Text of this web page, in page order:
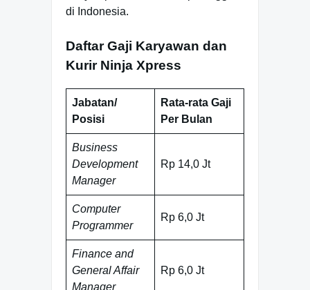
di Indonesia.
Daftar Gaji Karyawan dan
Kurir Ninja Xpress
Jabatan/
Posisi
Rata-rata Gaji
Per Bulan
Business
Development
Manager
Rp 14,0 Jt
Computer
Programmer
Rp 6,0 Jt
Finance and
General Affair
Manager
Rp 6,0 Jt